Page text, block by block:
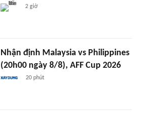
2 giờ
Nhận định Malaysia vs Philippines
(20h00 ngày 8/8), AFF Cup 2026
20 phút